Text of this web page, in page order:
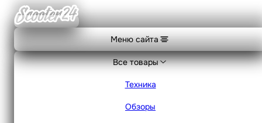
Меню сайта
Все товары
Техника
Обзоры